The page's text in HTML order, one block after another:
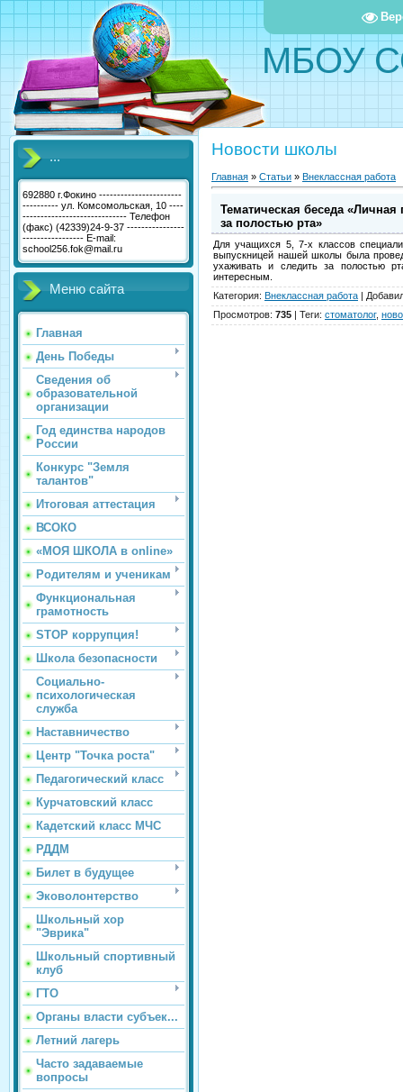
МБОУ
...
692880 г.Фокино -----------------------
---------- ул. Комсомольская, 10 ----
----------------------------- Телефон
(факс) (42339)24-9-37 ----------------
----------------- E-mail:
school256.fok@mail.ru
Меню сайта
Главная
День Победы
Сведения об
образовательной
организации
Год единства народов
России
Конкурс "Земля
талантов"
Итоговая аттестация
ВСОКО
«МОЯ ШКОЛА в online»
Родителям и ученикам
Функциональная
грамотность
STOP коррупция!
Школа безопасности
Социально-
психологическая
служба
Наставничество
Центр "Точка роста"
Педагогический класс
Курчатовский класс
Кадетский класс МЧС
РДДМ
Билет в будущее
Эковолонтерство
Школьный хор
"Эврика"
Школьный спортивный
клуб
ГТО
Органы власти субъек...
Летний лагерь
Часто задаваемые
вопросы
Новости школы
Главная » Статьи » Внеклассная работа
Тематическая беседа «Личная
за полостью рта»
Для учащихся 5, 7-х классов
выпускницей нашей школы была
ухаживать и следить за полостью
интересным.
Категория: Внеклассная работа |
Просмотров: 735 | Теги: стоматолог,